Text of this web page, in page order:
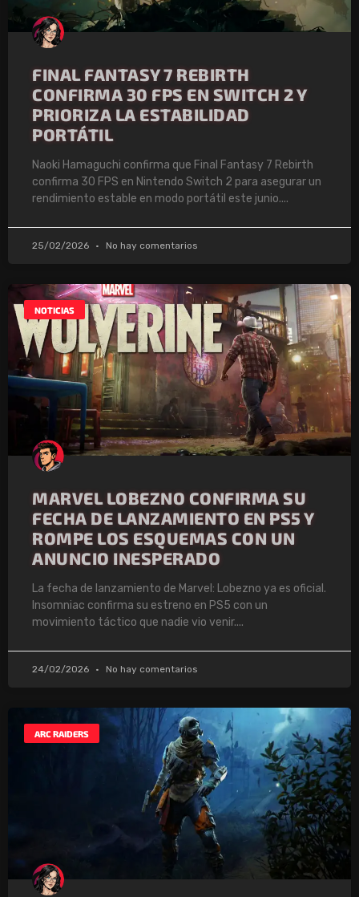
FINAL FANTASY 7 REBIRTH
CONFIRMA 30 FPS EN SWITCH 2 Y
PRIORIZA LA ESTABILIDAD
PORTÁTIL
Naoki Hamaguchi confirma que Final Fantasy 7 Rebirth
confirma 30 FPS en Nintendo Switch 2 para asegurar un
rendimiento estable en modo portátil este junio.
25/02/2026 No hay comentarios
NOTICIAS
MARVEL LOBEZNO CONFIRMA SU
FECHA DE LANZAMIENTO EN PS5 Y
ROMPE LOS ESQUEMAS CON UN
ANUNCIO INESPERADO
La fecha de lanzamiento de Marvel: Lobezno ya es oficial.
Insomniac confirma su estreno en PS5 con un
movimiento táctico que nadie vio venir.
24/02/2026 No hay comentarios
ARC RAIDERS